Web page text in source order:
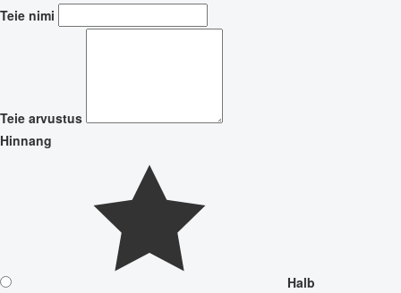
Teie nimi
Teie arvustus
Hinnang
Halb